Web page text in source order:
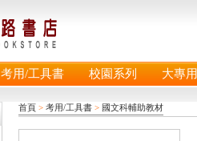
考用/工具書 校園系列 大專
首頁 > 考用/工具書 > 國文科輔助教材